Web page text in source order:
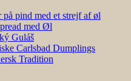
pind med et strejf af øl
med Øl
Guláš
Carlsbad Dumplings
Tradition